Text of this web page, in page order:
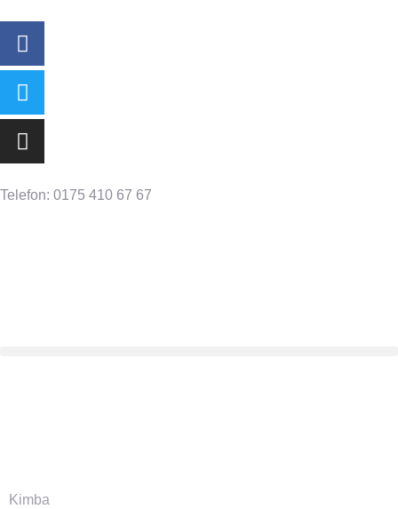
Telefon: 0175 410 67 67
Kimba